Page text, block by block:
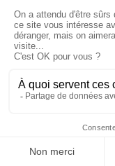
votre séance
Goulaine(44) sur
de passe, qu'il
Si vous souhaitez
il vous sera
photos papiers